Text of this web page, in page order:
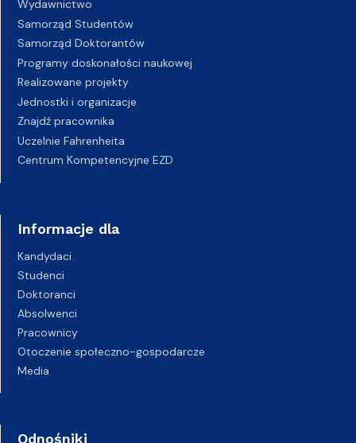
Wydawnictwo
Samorząd Studentów
Samorząd Doktorantów
Programy doskonałości naukowej
Realizowane projekty
Jednostki i organizacje
Znajdź pracownika
Uczelnie Fahrenheita
Centrum Kompetencyjne EZD
Informacje dla
Kandydaci
Studenci
Doktoranci
Absolwenci
Pracownicy
Otoczenie społeczno-gospodarcze
Media
Odnośniki